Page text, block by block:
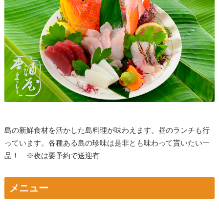
島の新鮮食材を活かした島料理が味わえます。昼のランチも行
っています。各種ある島の珍味は是非とも味わって貰いたい一
品！ ※夜は要予約で送迎有
メニュー